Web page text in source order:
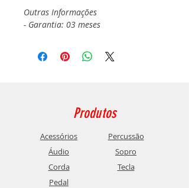
Outras Informações
- Garantia: 03 meses
Produtos
Acessórios
Áudio
Corda
Pedal
Percussão
Sopro
Tecla